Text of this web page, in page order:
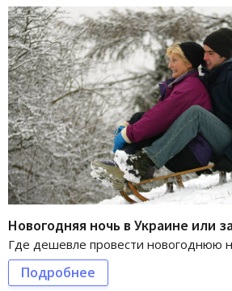
Новогодняя ночь в Украине или
Где дешевле провести новогоднюю
Подробнее